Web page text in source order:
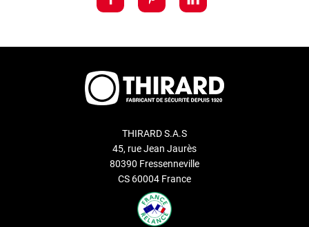
THIRARD S.A.S
45, rue Jean Jaurès
80390 Fressenneville
CS 60004 France